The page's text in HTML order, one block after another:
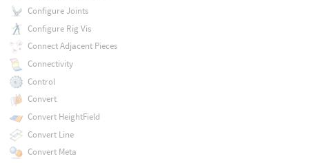
Configure Joints
Configure Rig Vis
Connect Adjacent Pieces
Connectivity
Control
Convert
Convert HeightField
Convert Line
Convert Meta